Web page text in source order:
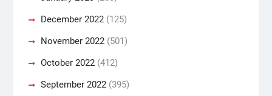
December 2022(125)
November 2022(501)
October 2022(412)
September 2022(395)